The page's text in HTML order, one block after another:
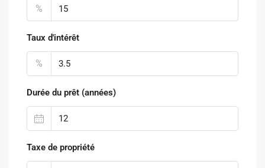
%
Taux d'intérêt
%
Durée du prêt (années)
Taxe de propriété